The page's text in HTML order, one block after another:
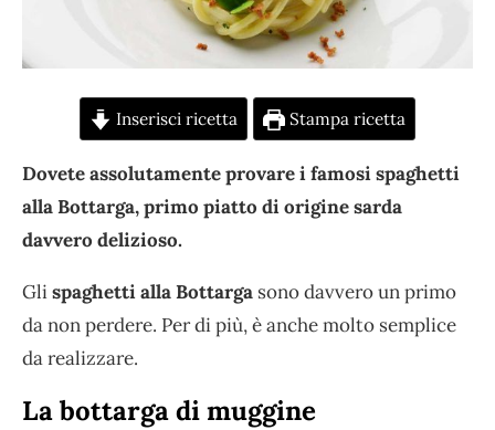
Inserisci ricetta Stampa ricetta
Dovete assolutamente provare i famosi spaghetti
alla Bottarga, primo piatto di origine sarda
davvero delizioso.
Glispaghetti alla Bottarga sono davvero un primo
da non perdere. Per di più, è anche molto semplice
da realizzare.
La bottarga di muggine